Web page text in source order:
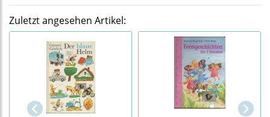
Zuletzt angesehen Artikel: